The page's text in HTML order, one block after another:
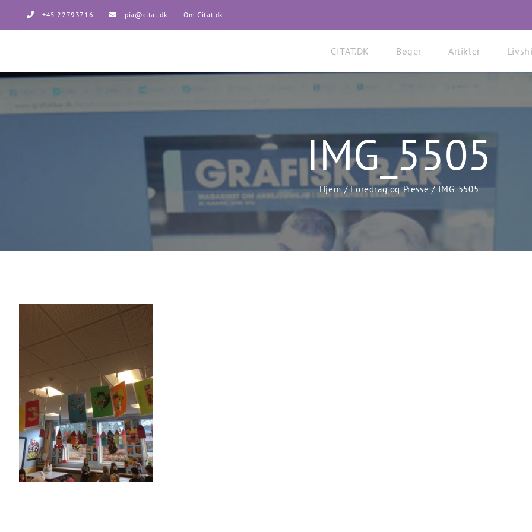
+45 22793716 pia@citat.dk Om Citat.dk
CITAT.DK Bøger Artikler
IMG_5505
Hjem Foredrag og Presse IMG_5505